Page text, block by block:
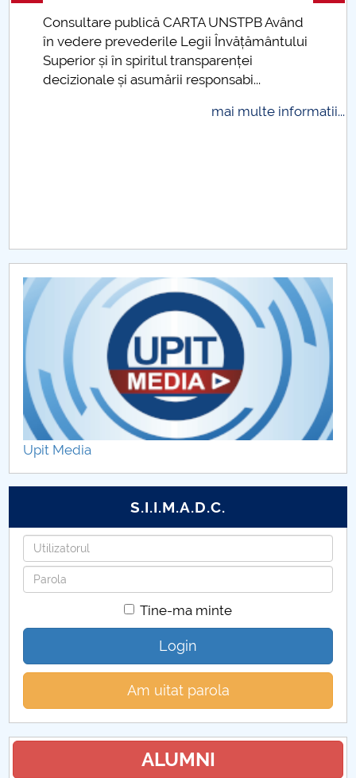
Accesibilitate pentru studenții cu dizabilități
Raportul Conducerii Centrului Universitar Pitești
privind implementarea Planului Operațional 2020-
Chestionar angajabilitate ALUMNI – UPB
CAR2026
MENIU CANTINA
Hotărâri Senat din 30 ianuarie 2025
Hotărâri Senat din 14 iulie 2025
Hotărâri Senat din 24 iulie 2025
Hotărâri Senat din 29 iulie 2025
Hotărâri Senat din 5 septembrie 2025
Hotărâri Senat din 17 septembrie 2025
Hotărâri Senat din 25 septembrie 2025
Hotărâri Senat din 10 iulie 2025
Hotărâri Senat din 27 noiembrie 2025
Hotărâri Senat din 25 iunie 2025
Consultare publică CARTA UNSTPB Având
în vedere prevederile Legii Învățământului
Superior și în spiritul transparenței
decizionale și asumării responsabi...
mai multe informatii...
Upit Media
S.I.I.M.A.D.C.
Utilizatorul
Parola
Tine-ma minte
Login
Am uitat parola
ALUMNI